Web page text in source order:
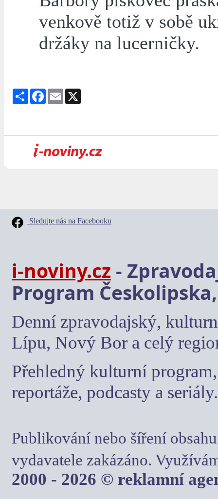
venkově totiž v sobě
držáky na lucerničky.
Share Facebook
Email
Sledujte nás na Facebooku
i-noviny.cz -
Program
Denní zpravodajský,
Lípu, Nový Bor a celý
Přehledný kulturní
reportáže, podcasty a seriály.
Publikování nebo šíření
vydavatele zakázáno.
2000 - 2026 © reklamní